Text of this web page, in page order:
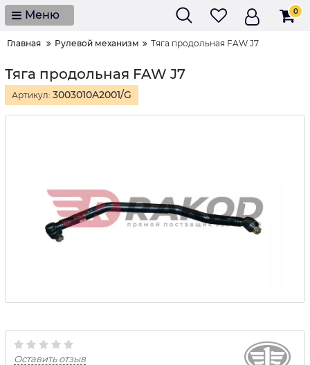
Меню 0
Главная Рулевой механизм Тяга продольная FAW J7
Тяга продольная FAW J7
Артикул: 3003010A2001/G
Оставить отзыв